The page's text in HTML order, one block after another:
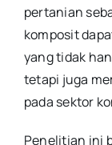
pertanian
komposit
yang tidak
tetapi juga
pada sektor
Penelitian ini